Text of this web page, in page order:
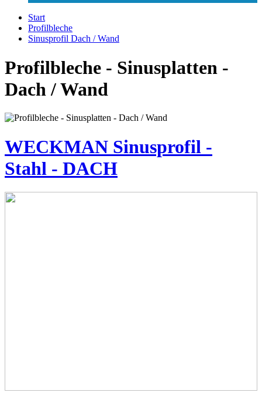
Start
Profilbleche
Sinusprofil Dach / Wand
Profilbleche - Sinusplatten -
Dach / Wand
WECKMAN Sinusprofil -
Stahl - DACH